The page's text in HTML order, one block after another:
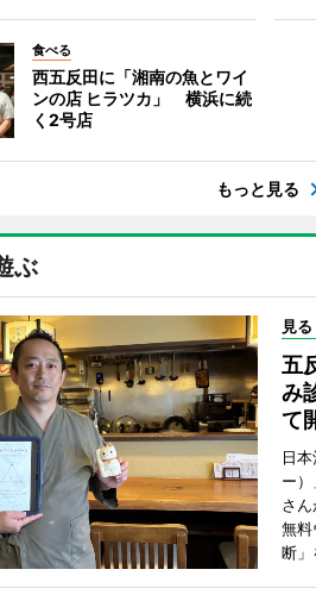
食べる
西五反田に「湘南の魚とワイ
ンの店 ヒラツカ」 横浜に続
く2号店
もっと見る
ぶ
見
五
み
て
日
ー
さ
無料
断」